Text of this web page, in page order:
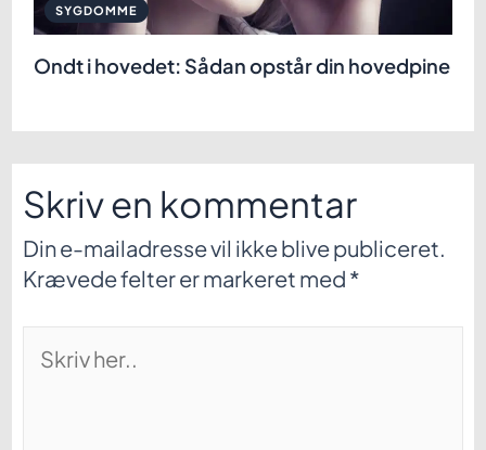
Ondt i hovedet: Sådan opstår din hovedpine
SYGDOMME
Skriv en kommentar
Din e-mailadresse vil ikke blive publiceret.
Krævede felter er markeret med *
her..